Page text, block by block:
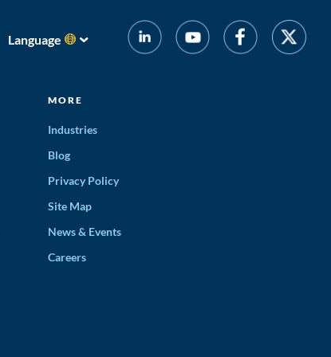
Language
MORE
Industries
Blog
Privacy Policy
Site Map
News & Events
Careers